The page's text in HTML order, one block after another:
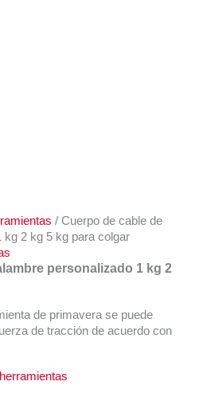
/ Cuerpo de cable de
kg 2 kg 5 kg para colgar
personalizado 1 kg 2
de primavera se puede
de tracción de acuerdo con